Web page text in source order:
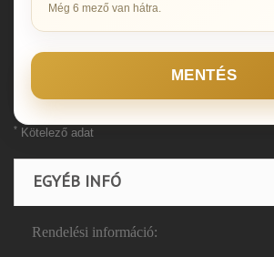
Még 6 mező van hátra.
MENTÉS
* Kötelező adat
EGYÉB INFÓ
Rendelési információ: